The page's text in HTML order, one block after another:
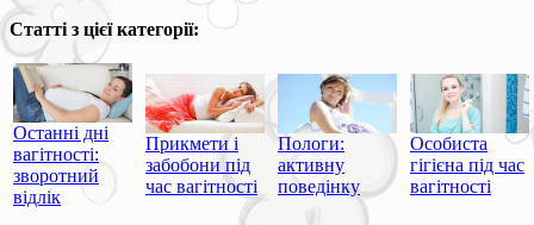
Статті з цієї категорії:
Останні дні
вагітності:
зворотний
відлік
Прикмети і
забобони під
час вагітності
Пологи:
активну
поведінку
Особиста
гігієна під час
вагітності